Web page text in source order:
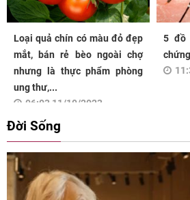
Loại quả chín có màu đỏ đẹp
mắt, bán rẻ bèo ngoài chợ
nhưng là thực phẩm phòng
ung thư,...
06:03 11/10/2023
5 đồ
Đời Sống